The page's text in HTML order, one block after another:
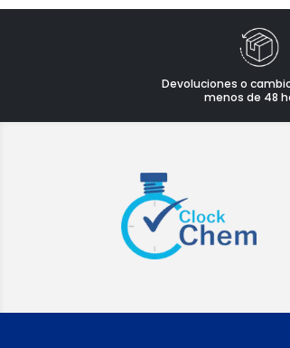
Devoluciones o
menos de 48